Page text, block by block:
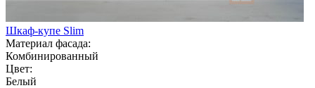
Шкаф-купе Slim
Материал фасада:
Комбинированный
Цвет:
Белый